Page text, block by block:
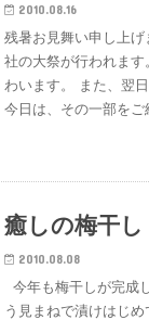
2010.08.16
残暑お見舞い申し上
社の大祭が行われま
わいます。 また、翌
今日は、その一部を
癒しの梅干し
2010.08.08
今年も梅干しが完成
う見まねで漬けはじ